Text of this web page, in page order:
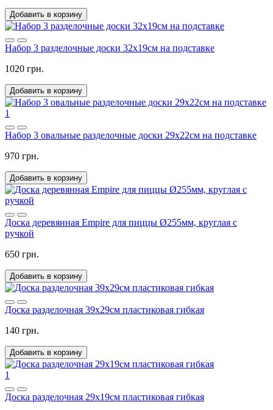
Добавить в корзину
Набор 3 разделочные доски 32х19см на подставке
1020 грн.
Добавить в корзину
1
Набор 3 овальные разделочные доски 29х22см на подставке
970 грн.
Добавить в корзину
Доска деревянная Empire для пиццы Ø255мм, круглая с
ручкой
650 грн.
Добавить в корзину
Доска разделочная 39х29см пластиковая гибкая
140 грн.
Добавить в корзину
1
Доска разделочная 29х19см пластиковая гибкая